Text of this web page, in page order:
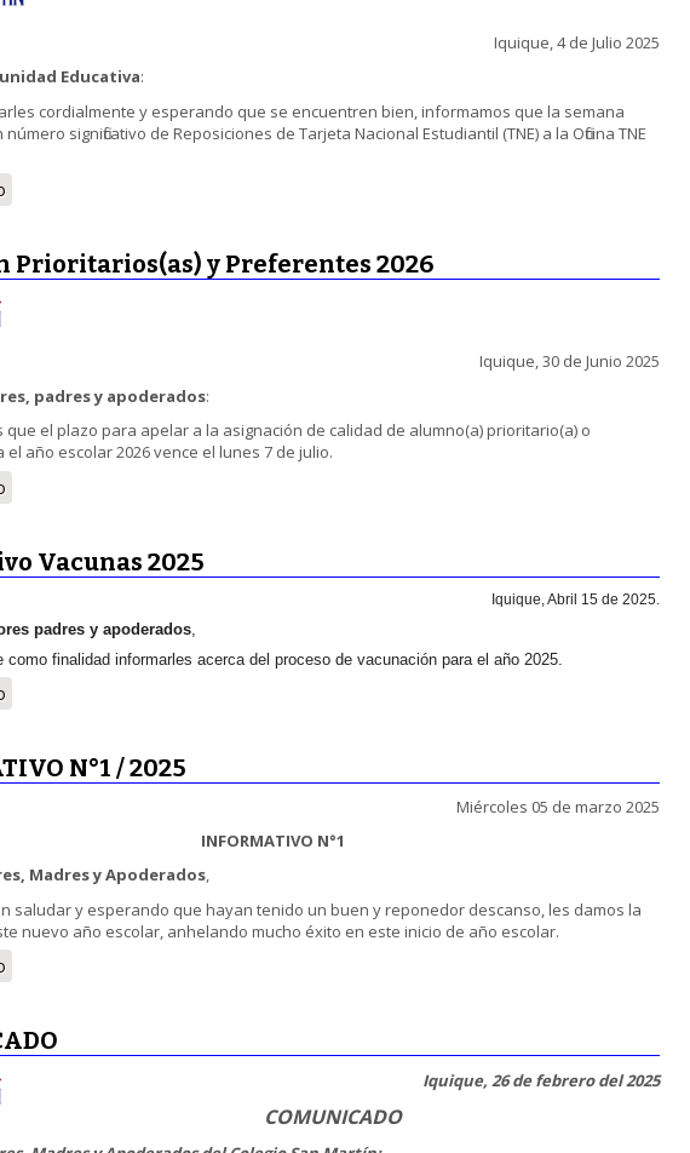
Iquique, 4 de Julio 2025
Educativa:
cordialmente y esperando que se encuentren bien, informamos que la semana
significativo de Reposiciones de Tarjeta Nacional Estudiantil (TNE) a la Oficina TNE
Prioritarios(as) y Preferentes 2026
Iquique, 30 de Junio 2025
padres y apoderados:
que el plazo para apelar a la asignación de calidad de alumno(a) prioritario(a) o
año escolar 2026 vence el lunes 7 de julio.
Vacunas 2025
Iquique, Abril 15 de 2025.
padres y apoderados,
como finalidad informarles acerca del proceso de vacunación para el año 2025.
N°1 / 2025
Miércoles 05 de marzo 2025
INFORMATIVO N°1
Madres y Apoderados,
y esperando que hayan tenido un buen y reponedor descanso, les damos la
nuevo año escolar, anhelando mucho éxito en este inicio de año escolar.
Iquique, 26 de febrero del 2025
COMUNICADO